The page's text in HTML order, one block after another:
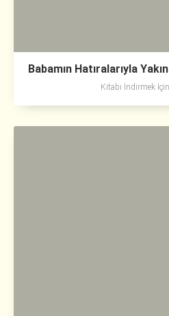
Babamın Hatıralarıyla
Kitabı İndirmek